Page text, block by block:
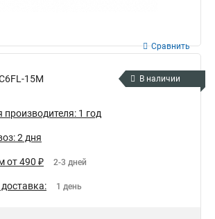
15M
Сравнить
В наличии
производителя: 1 год
2 дня
от 490 ₽ 2-3 дней
1 день